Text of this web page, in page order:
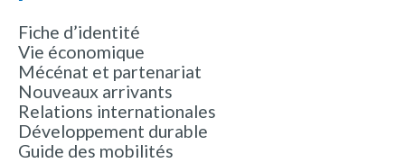
Fiche d’identité
Vie économique
Mécénat et partenariat
Nouveaux arrivants
Relations internationales
Développement durable
Guide des mobilités